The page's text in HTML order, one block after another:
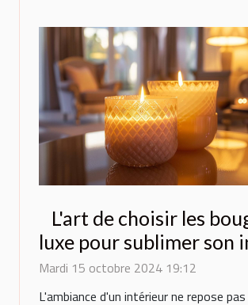
L'art de choisir les
luxe pour sublimer son
Mardi 15 octobre 2024 19:12
L'ambiance d'un intérieur ne repose